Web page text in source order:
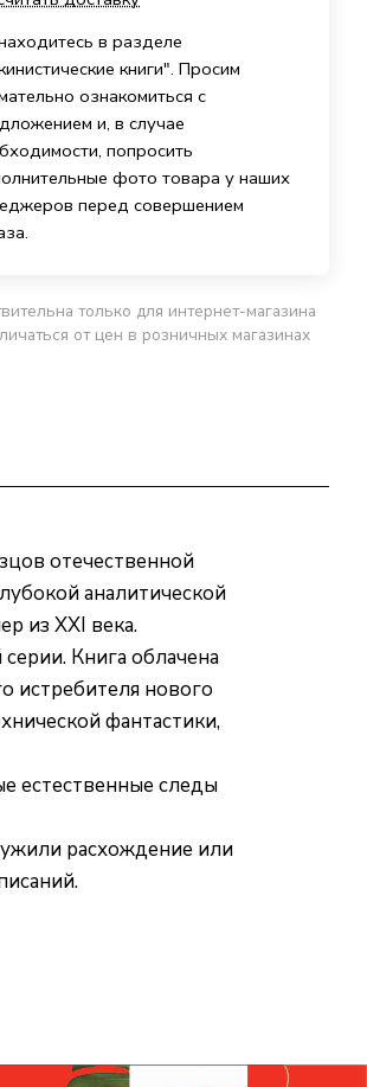
в разделе
книги". Просим
ознакомиться с
и, в случае
попросить
фото товара у наших
перед совершением
только для интернет-магазина
от цен в розничных магазинах
отечественной
аналитической
из XXI века.
Книга облачена
истребителя нового
фантастики,
естественные следы
расхождение или